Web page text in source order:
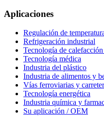
Aplicaciones
Regulación de
Refrigeración industrial
Tecnología de
Tecnología médica
Industria del plástico
Industria de alimentos y
Vías ferroviarias y
Tecnología energética
Industria química y
Su aplicación / OEM